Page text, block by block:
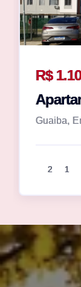
R$
Guaiba,
2 1